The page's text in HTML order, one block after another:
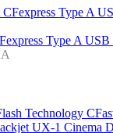
Type A